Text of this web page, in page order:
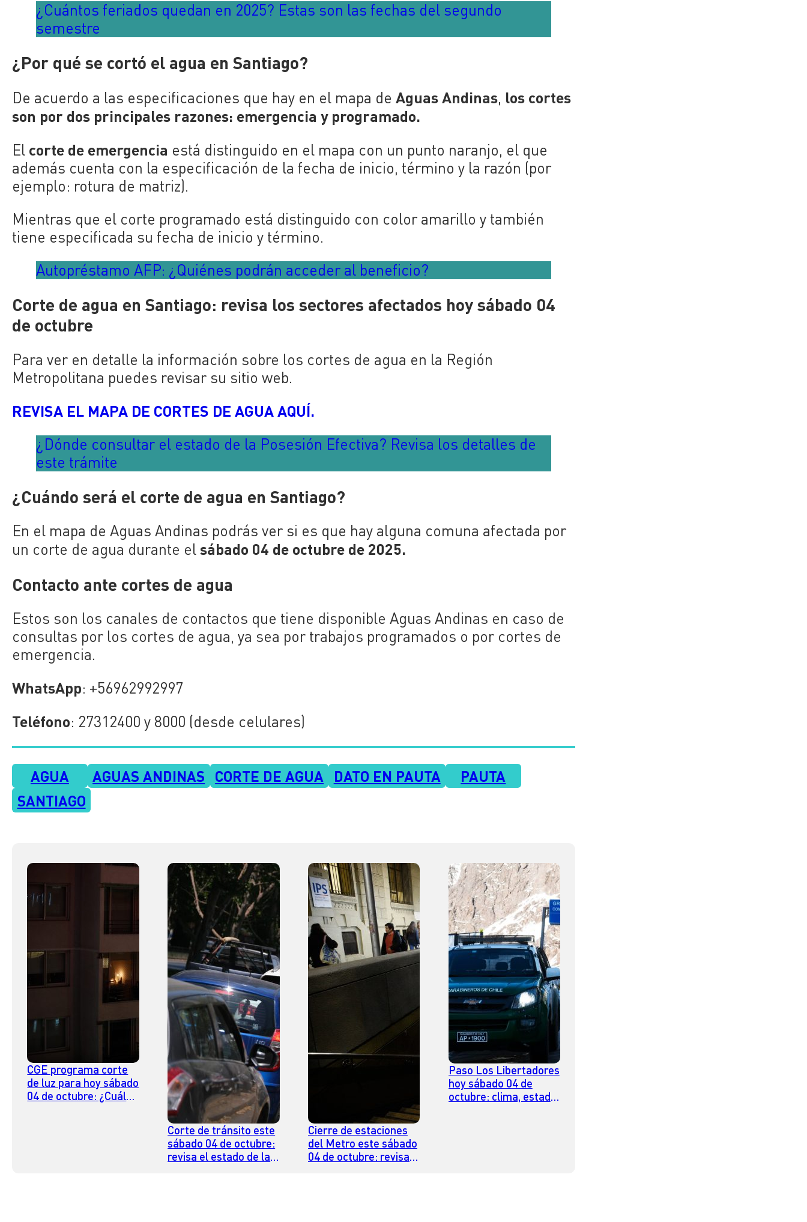
¿Cuántos feriados quedan en 2025? Estas son las fechas del segundo
semestre
¿Por qué se cortó el agua en Santiago?
De acuerdo a las especificaciones que hay en el mapa deAguas Andinas, los cortes
son por dos principales razones: emergencia y programado.
El corte de emergencia está distinguido en el mapa con un punto naranjo, el que
además cuenta con la especificación de la fecha de inicio, término y la razón (por
ejemplo: rotura de matriz).
Mientras que el corte programado está distinguido con color amarillo y también
tiene especificada su fecha de inicio y término.
Autopréstamo AFP: ¿Quiénes podrán acceder al beneficio?
Corte de agua en Santiago: revisa los sectores afectados hoy sábado 04
de octubre
Para ver en detalle la información sobre los cortes de agua en la Región
Metropolitana puedes revisar su sitio web.
REVISA EL MAPA DE CORTES DE AGUA AQUÍ.
¿Dónde consultar el estado de la Posesión Efectiva? Revisa los detalles de
este trámite
¿Cuándo será el corte de agua en Santiago?
En el mapa de Aguas Andinas podrás ver si es que hay alguna comuna afectada por
un corte de agua durante elsábado 04 de octubre de 2025.
Contacto ante cortes de agua
Estos son los canales de contactos que tiene disponible Aguas Andinas en caso de
consultas por los cortes de agua, ya sea por trabajos programados o por cortes de
emergencia.
WhatsApp: +56962992997
Teléfono: 27312400 y 8000 (desde celulares)
AGUA AGUAS ANDINAS CORTE DE AGUA DATO EN PAUTA
PAUTA
SANTIAGO
CGE programa corte
de luz para hoy sábado
04 de octubre: ¿Cuáles
Corte de tránsito este
sábado 04 de octubre:
revisa el estado de las
Cierre de estaciones
del Metro este sábado
04 de octubre: revisa
Paso Los Libertadores
hoy sábado 04 de
octubre: clima, estado